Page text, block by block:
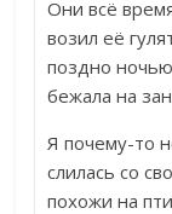
Они всё
возил её
поздно
бежала на
Я почему-то
слилась со
похожи на